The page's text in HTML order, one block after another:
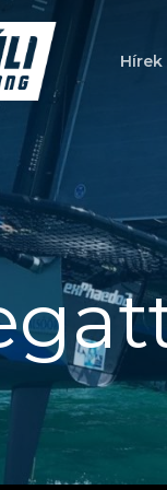
Hírek